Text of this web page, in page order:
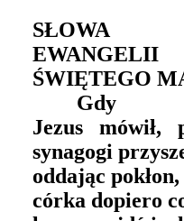
SŁOWA
ŚWIĘTEGO
Gdy
Jezus mówił,
synagogi
oddając
córka dopiero